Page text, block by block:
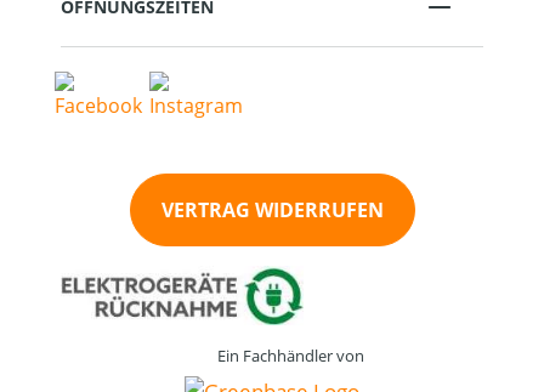
ÖFFNUNGSZEITEN
VERTRAG WIDERRUFEN
Ein Fachhändler von